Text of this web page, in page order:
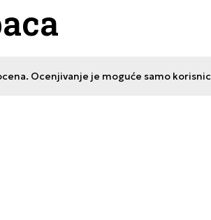
Ocenjivanje je moguće samo